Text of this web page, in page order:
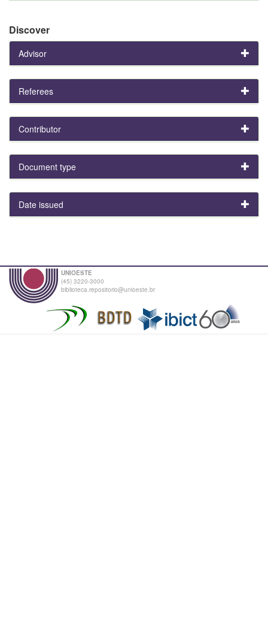
Discover
Advisor
Referees
Contributor
Document type
Date issued
UNIOESTE
(45) 3220-3000
biblioteca.repositorio@unioeste.br